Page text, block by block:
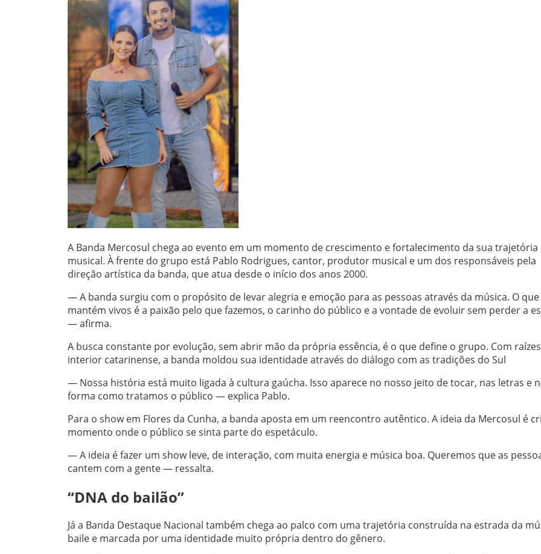
A Banda Mercosul chega ao evento em um momento de crescimento e fortalecimento da sua trajetória
musical. À frente do grupo está Pablo Rodrigues, cantor, produtor musical e um dos responsáveis pela
direção artística da banda, que atua desde o início dos anos 2000.
— A banda surgiu com o propósito de levar alegria e emoção para as pessoas através da música. O
mantém vivos é a paixão pelo que fazemos, o carinho do público e a vontade de evoluir sem perder a
— afirma.
A busca constante por evolução, sem abrir mão da própria essência, é o que define o grupo. Com
interior catarinense, a banda moldou sua identidade através do diálogo com as tradições do Sul
— Nossa história está muito ligada à cultura gaúcha. Isso aparece no nosso jeito de tocar, nas letras e
forma como tratamos o público — explica Pablo.
Para o show em Flores da Cunha, a banda aposta em um reencontro autêntico. A ideia da Mercosul é
momento onde o público se sinta parte do espetáculo.
— A ideia é fazer um show leve, de interação, com muita energia e música boa. Queremos que as
cantem com a gente — ressalta.
“DNA do bailão”
Já a Banda Destaque Nacional também chega ao palco com uma trajetória construída na estrada da
baile e marcada por uma identidade muito própria dentro do gênero.